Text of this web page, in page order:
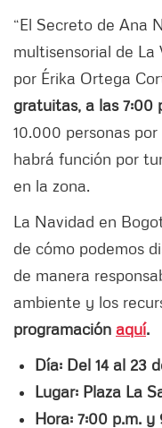
“El Secreto de Ana
multisensorial de La
por Érika Ortega
gratuitas, a las 7:00
10.000 personas
habrá función por
en la zona.
La Navidad en
de cómo podemos
de manera
ambiente y los
programación aquí.
Día: Del 14 al 23
Lugar: Plaza La
Hora: 7:00 p.m. y